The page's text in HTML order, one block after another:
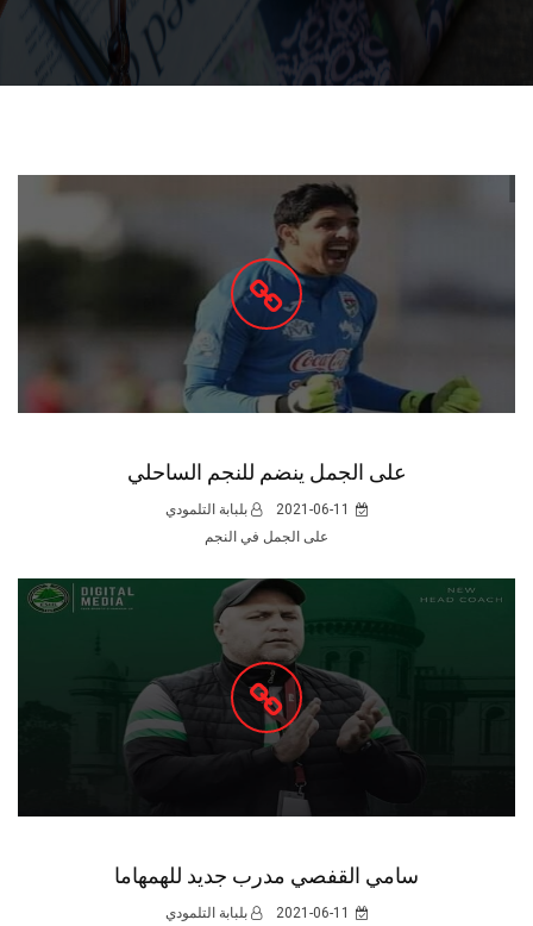
على الجمل ينضم للنجم الساحلي
2021-06-11
بلبابة التلمودي
على الجمل في النجم
سامي القفصي مدرب جديد للهمهاما
2021-06-11
بلبابة التلمودي